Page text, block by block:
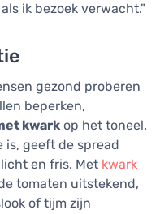
ik bezoek verwacht."
gezond proberen
beperken,
kwark op het toneel.
is, geeft de spread
en fris. Met kwark
tomaten uitstekend,
of tijm zijn